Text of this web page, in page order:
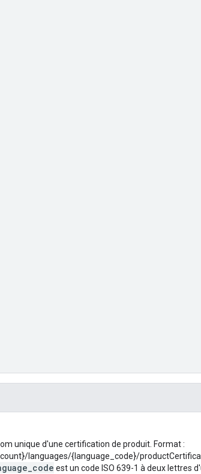
unique d'une certification de produit. Format :
languages/{language_code}/
est un code ISO 639-1 à deux lettres